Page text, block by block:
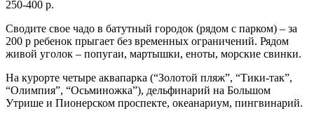
250-400 р.
Сводите свое чадо в батутный городок (рядом с парком) – за
200 р ребенок прыгает без временных ограничений. Рядом
живой уголок – попугаи, мартышки, еноты, морские свинки.
На курорте четыре аквапарка (“Золотой пляж”, “Тики-так”,
“Олимпия”, “Осьминожка”), дельфинарий на Большом
Утрише и Пионерском проспекте, океанариум, пингвинарий.